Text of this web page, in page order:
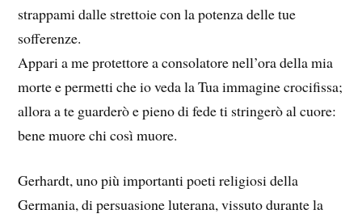
strappami dalle strettoie con la potenza delle tue
sofferenze.
Appari a me protettore a consolatore nell’ora della mia
morte e permetti che io veda la Tua immagine crocifissa;
allora a te guarderò e pieno di fede ti stringerò al cuore:
bene muore chi così muore.
Gerhardt, uno più importanti poeti religiosi della
Germania, di persuasione luterana, vissuto durante la